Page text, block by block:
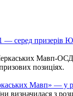
— серед призерів
Мавп-
позиціях.
Мавп» — у
визначилася з